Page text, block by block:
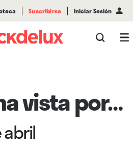
Suscribirse Iniciar Sesión
vista por…
abril